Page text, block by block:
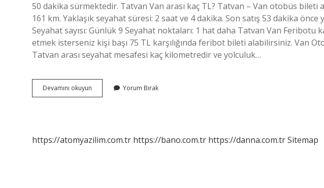
50 dakika sürmektedir. Tatvan Van arası kaç TL? Tatvan – Van otobüs bileti
161 km. Yaklaşık seyahat süresi: 2 saat ve 4 dakika. Son satış 53 dakika önce
Seyahat sayısı: Günlük 9 Seyahat noktaları: 1 hat daha Tatvan Van Feribotu
etmek isterseniz kişi başı 75 TL karşılığında feribot bileti alabilirsiniz. Van
Tatvan arası seyahat mesafesi kaç kilometredir ve yolculuk…
Devamını okuyun
Ve
Yorum Bırak
https://atomyazilim.com.tr https://bano.com.tr https://danna.com.trSitemap